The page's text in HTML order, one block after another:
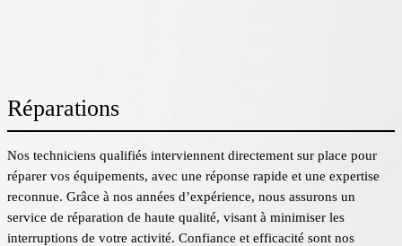
Réparations
Nos techniciens qualifiés interviennent directement sur place pour
réparer vos équipements, avec une réponse rapide et une expertise
reconnue. Grâce à nos années d’expérience, nous assurons un
service de réparation de haute qualité, visant à minimiser les
interruptions de votre activité. Confiance et efficacité sont nos